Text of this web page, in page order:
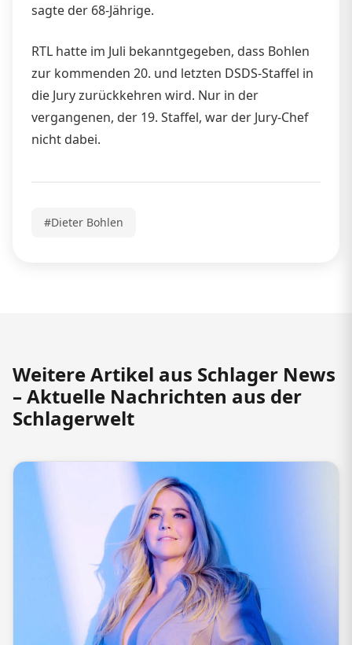
sagte der 68-Jährige.
RTL hatte im Juli bekanntgegeben, dass Bohlen
zur kommenden 20. und letzten DSDS-Staffel in
die Jury zurückkehren wird. Nur in der
vergangenen, der 19. Staffel, war der Jury-Chef
nicht dabei.
#Dieter Bohlen
Weitere Artikel aus Schlager News
– Aktuelle Nachrichten aus der
Schlagerwelt